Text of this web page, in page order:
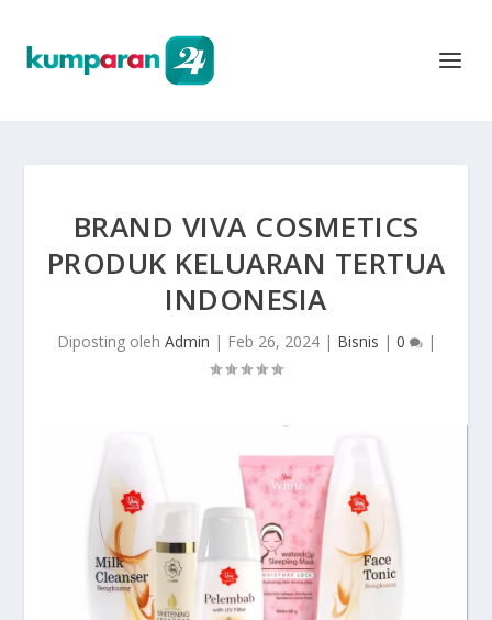
BRAND VIVA COSMETICS
PRODUK KELUARAN TERTUA
INDONESIA
Diposting oleh Admin | Feb 26, 2024| Bisnis | 0 |